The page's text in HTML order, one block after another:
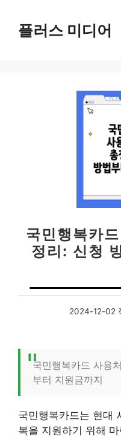
플러스 미디어
국민행복카
정리: 신청
2024-12-02
국민행복카드 사용
부터 지원금까지
국민행복카드는 현대
복을 지원하기 위해